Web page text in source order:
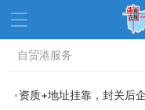
资讯中心
文体 消费
自贸港服务
资质+地址挂靠，封关后